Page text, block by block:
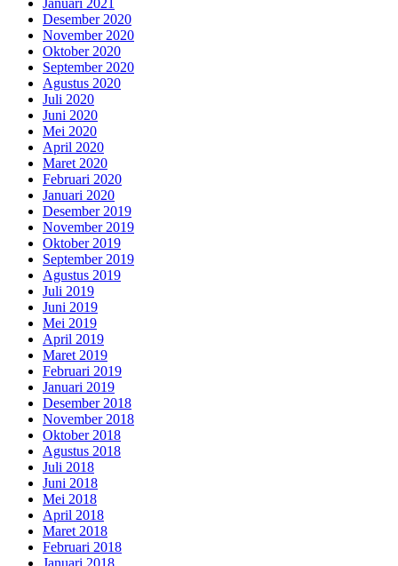
Januari 2021
Desember 2020
November 2020
Oktober 2020
September 2020
Agustus 2020
Juli 2020
Juni 2020
Mei 2020
April 2020
Maret 2020
Februari 2020
Januari 2020
Desember 2019
November 2019
Oktober 2019
September 2019
Agustus 2019
Juli 2019
Juni 2019
Mei 2019
April 2019
Maret 2019
Februari 2019
Januari 2019
Desember 2018
November 2018
Oktober 2018
Agustus 2018
Juli 2018
Juni 2018
Mei 2018
April 2018
Maret 2018
Februari 2018
Januari 2018